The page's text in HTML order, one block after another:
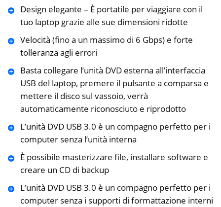
Design elegante – È portatile per viaggiare con il
tuo laptop grazie alle sue dimensioni ridotte
Velocità (fino a un massimo di 6 Gbps) e forte
tolleranza agli errori
Basta collegare l’unità DVD esterna all’interfaccia
USB del laptop, premere il pulsante a comparsa e
mettere il disco sul vassoio, verrà
automaticamente riconosciuto e riprodotto
L’unità DVD USB 3.0 è un compagno perfetto per i
computer senza l’unità interna
È possibile masterizzare file, installare software e
creare un CD di backup
L’unità DVD USB 3.0 è un compagno perfetto per i
computer senza i supporti di formattazione interni